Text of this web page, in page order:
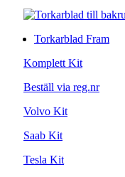
Torkarblad Fram
Komplett Kit
Beställ via reg.nr
Volvo Kit
Saab Kit
Tesla Kit